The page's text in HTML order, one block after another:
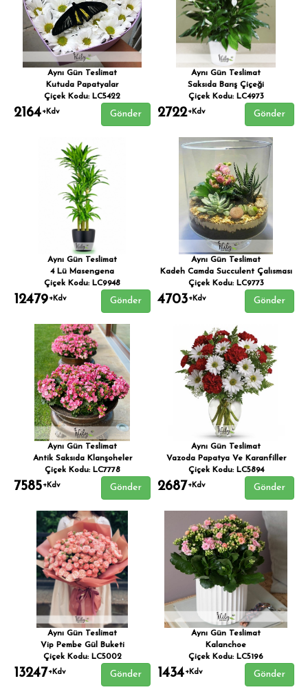
Aynı Gün Teslimat
Kutuda Papatyalar
Çiçek Kodu: LC5422
2164+Kdv Gönder
Aynı Gün Teslimat
Saksıda Barış Çiçeği
Çiçek Kodu: LC4973
2722+Kdv Gönder
Aynı Gün Teslimat
4 Lü Masengena
Çiçek Kodu: LC9948
12479+Kdv Gönder
Aynı Gün Teslimat
Kadeh Camda Succulent Çalısması
Çiçek Kodu: LC9773
4703+Kdv Gönder
Aynı Gün Teslimat
Antik Saksıda Klanşoheler
Çiçek Kodu: LC7778
7585+Kdv Gönder
Aynı Gün Teslimat
Vazoda Papatya Ve Karanfiller
Çiçek Kodu: LC5894
2687+Kdv Gönder
Aynı Gün Teslimat
Vip Pembe Gül Buketi
Çiçek Kodu: LC5002
13247+Kdv Gönder
Aynı Gün Teslimat
Kalanchoe
Çiçek Kodu: LC5196
1434+Kdv Gönder